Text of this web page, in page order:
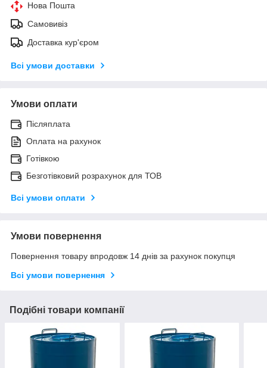
Нова Пошта
Самовивіз
Доставка кур'єром
Всі умови доставки
Умови оплати
Післяплата
Оплата на рахунок
Готівкою
Безготівковий розрахунок для ТОВ
Всі умови оплати
Умови повернення
Повернення товару впродовж 14 днів за рахунок покупця
Всі умови повернення
Подібні товари компанії